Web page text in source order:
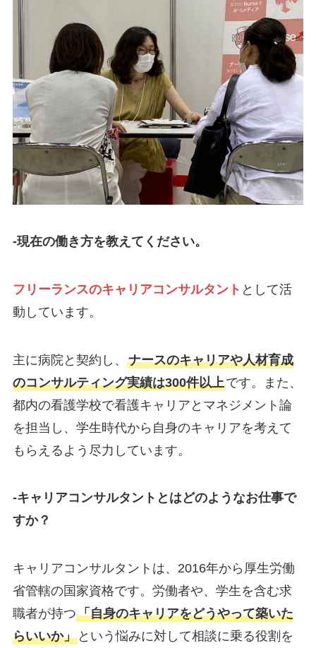
-現在の働き方を教えてください。
フリーランスのキャリアコンサルタント として活
動しています。
主に病院と契約し、 ナースのキャリアや人材育成
のコンサルティング実績は300件以上です。また、
都内の看護学校で看護キャリアとマネジメント論
を担当し、学生時代から自身のキャリアを考えて
もらえるよう尽力しています。
-キャリアコンサルタントとはどのようなお仕事で
すか？
キャリアコンサルタントは、2016年から厚生労働
省管轄の国家資格です。労働者や、学生を含む求
職者が持つ「自身のキャリアをどうやって築いた
らいいか」という悩みに対して相談に乗る役割を